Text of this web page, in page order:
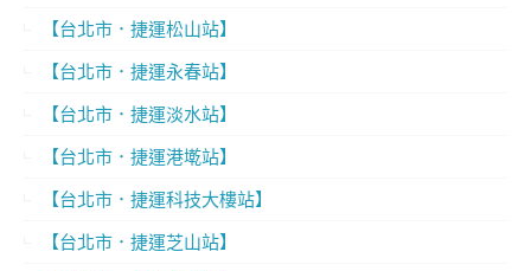
【台北市．捷運松山站】
【台北市．捷運永春站】
【台北市．捷運淡水站】
【台北市．捷運港墘站】
【台北市．捷運科技大樓站】
【台北市．捷運芝山站】